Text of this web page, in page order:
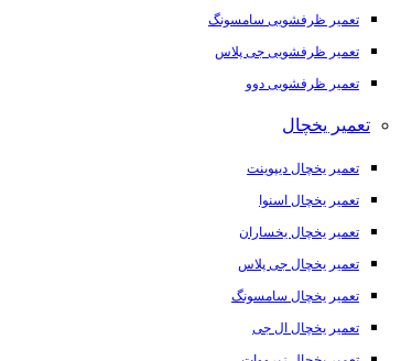
تعمیر ظرفشویی سامسونگ
تعمیر ظرفشویی جی پلاس
تعمیر ظرفشویی دوو
تعمیر یخچال
تعمیر یخچال دیپوینت
تعمیر یخچال اسنوا
تعمیر یخچال یخساران
تعمیر یخچال جی پلاس
تعمیر یخچال سامسونگ
تعمیر یخچال ال جی